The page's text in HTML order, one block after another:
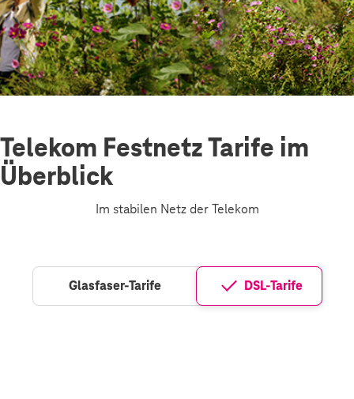
Telekom Festnetz Tarife im
Überblick
Im stabilen Netz der Telekom
Glasfaser-Tarife DSL-Tarife